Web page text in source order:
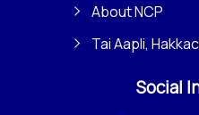
About NCP
Tai Aapli,
Social